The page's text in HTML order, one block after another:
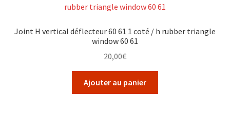
Joint H vertical déflecteur 60 61 1 coté / h rubber triangle
window 60 61
20,00€
Ajouter au panier